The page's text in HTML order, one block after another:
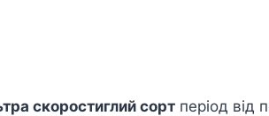
скоростиглий сорт період від